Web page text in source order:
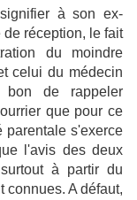
à son ex-
réception, le fait
du moindre
celui du médecin
de rappeler
que pour ce
parentale s'exerce
l'avis des deux
à partir du
connues. A défaut,